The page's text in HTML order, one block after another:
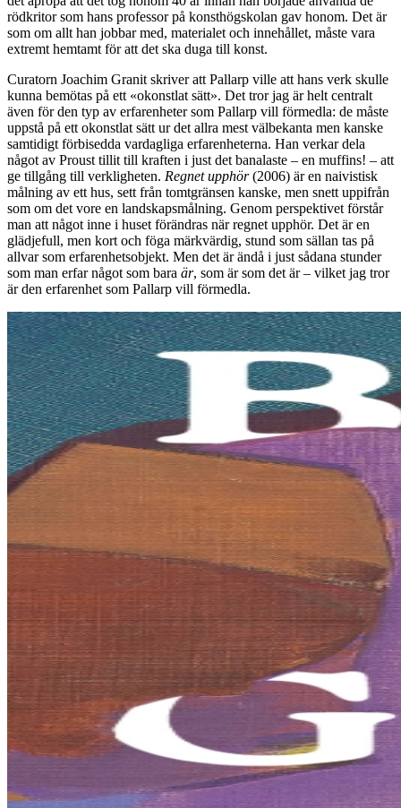
rödkritor som hans professor på konsthögskolan gav honom. Det är
som om allt han jobbar med, materialet och innehållet, måste vara
extremt hemtamt för att det ska duga till konst.
Curatorn Joachim Granit skriver att Pallarp ville att hans verk skulle
kunna bemötas på ett «okonstlat sätt». Det tror jag är helt centralt
även för den typ av erfarenheter som Pallarp vill förmedla: de måste
uppstå på ett okonstlat sätt ur det allra mest välbekanta men kanske
samtidigt förbisedda vardagliga erfarenheterna. Han verkar dela
något av Proust tillit till kraften i just det banalaste – en muffins! – att
ge tillgång till verkligheten. Regnet upphör(2006) är en naivistisk
målning av ett hus, sett från tomtgränsen kanske, men snett uppifrån
som om det vore en landskapsmålning. Genom perspektivet förstår
man att något inne i huset förändras när regnet upphör. Det är en
glädjefull, men kort och föga märkvärdig, stund som sällan tas på
allvar som erfarenhetsobjekt. Men det är ändå i just sådana stunder
som man erfar något som bara är, som är som det är – vilket jag tror
är den erfarenhet som Pallarp vill förmedla.